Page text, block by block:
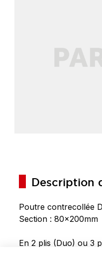
Description
Poutre contrecollée
Section : 80x200mm
En 2 plis (Duo) ou 3